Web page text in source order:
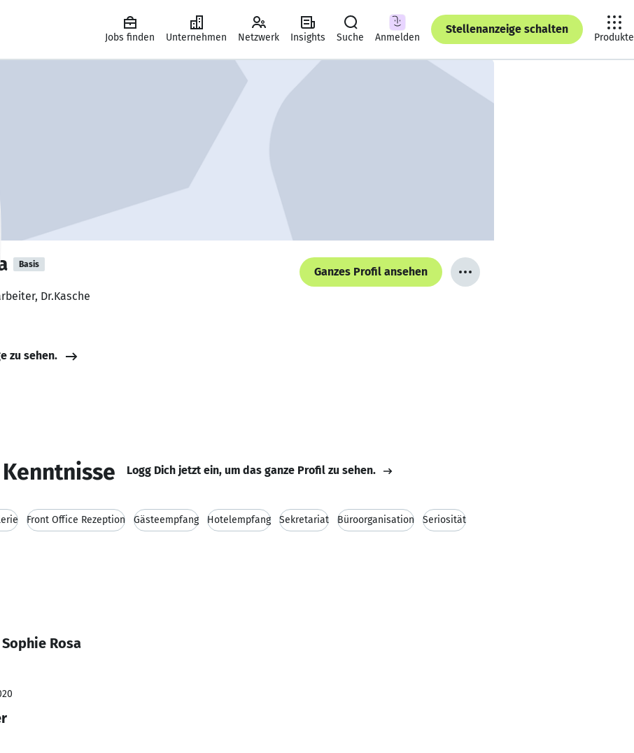
Jobs finden Unternehmen Netzwerk Insights Suche Anmelden
Stellenanzeige schalten
Produkte
Basis
Ganzes Profil ansehen
Dr.Kasche
zu sehen.
Logg Dich jetzt ein, um das ganze Profil zu sehen.
Front Office Rezeption Gästeempfang Hotelempfang Sekretariat Büroorganisation Seriosität
Rosa